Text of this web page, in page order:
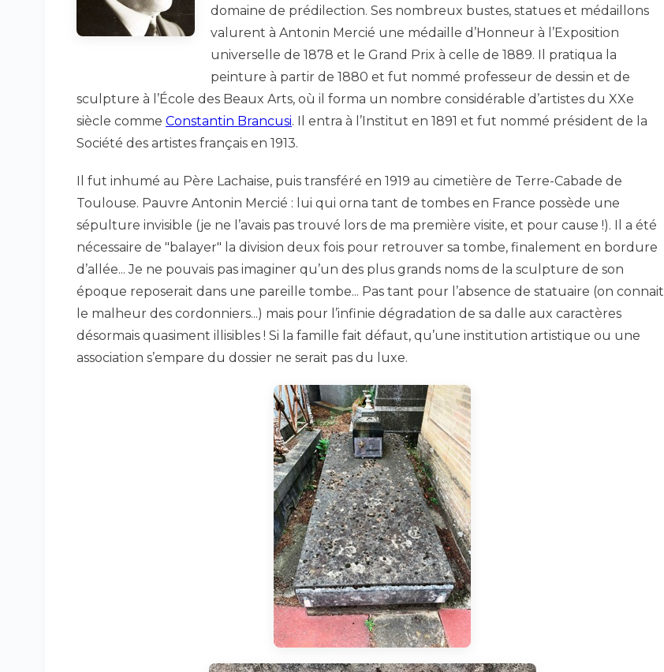
domaine de prédilection. Ses nombreux bustes, statues et médaillons
valurent à Antonin Mercié une médaille d’Honneur à l’Exposition
universelle de 1878 et le Grand Prix à celle de 1889. Il pratiqua la
peinture à partir de 1880 et fut nommé professeur de dessin et de
sculpture à l’École des Beaux Arts, où il forma un nombre considérable d’artistes du XXe
siècle comme Constantin Brancusi. Il entra à l’Institut en 1891 et fut nommé président de la
Société des artistes français en 1913.
Il fut inhumé au Père Lachaise, puis transféré en 1919 au cimetière de Terre-Cabade de
Toulouse. Pauvre Antonin Mercié : lui qui orna tant de tombes en France possède une
sépulture invisible (je ne l’avais pas trouvé lors de ma première visite, et pour cause !). Il a été
nécessaire de "balayer" la division deux fois pour retrouver sa tombe, finalement en bordure
d’allée... Je ne pouvais pas imaginer qu’un des plus grands noms de la sculpture de son
époque reposerait dans une pareille tombe... Pas tant pour l’absence de statuaire (on connait
le malheur des cordonniers...) mais pour l’infinie dégradation de sa dalle aux caractères
désormais quasiment illisibles ! Si la famille fait défaut, qu’une institution artistique ou une
association s’empare du dossier ne serait pas du luxe.